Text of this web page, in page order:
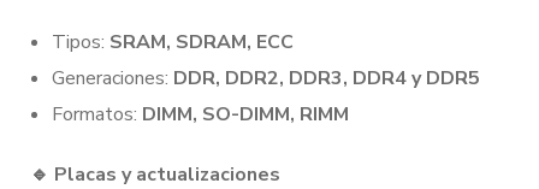
Tipos: SRAM, SDRAM, ECC
Generaciones: DDR, DDR2, DDR3, DDR4 y DDR5
Formatos: DIMM, SO-DIMM, RIMM
🔹 Placas y actualizaciones